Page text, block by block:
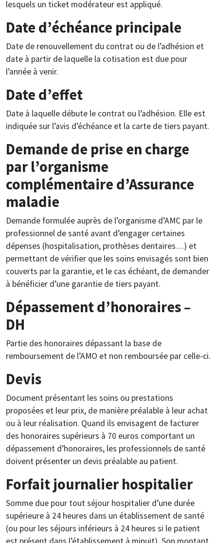
lesquels un ticket modérateur est appliqué.
Date d’échéance principale
Date de renouvellement du contrat ou de l’adhésion et
date à partir de laquelle la cotisation est due pour
l’année à venir.
Date d’effet
Date à laquelle débute le contrat ou l’adhésion. Elle est
indiquée sur l’avis d’échéance et la carte de tiers payant.
Demande de prise en charge
par l’organisme
complémentaire d’Assurance
maladie
Demande formulée auprès de l’organisme d’AMC par le
professionnel de santé avant d’engager certaines
dépenses (hospitalisation, prothèses dentaires…) et
permettant de vérifier que les soins envisagés sont bien
couverts par la garantie, et le cas échéant, de demander
à bénéficier d’une garantie de tiers payant.
Dépassement d’honoraires –
DH
Partie des honoraires dépassant la base de
remboursement de l’AMO et non remboursée par celle-ci.
Devis
Document présentant les soins ou prestations
proposées et leur prix, de manière préalable à leur achat
ou à leur réalisation. Quand ils envisagent de facturer
des honoraires supérieurs à 70 euros comportant un
dépassement d’honoraires, les professionnels de santé
doivent présenter un devis préalable au patient.
Forfait journalier hospitalier
Somme due pour tout séjour hospitalier d’une durée
supérieure à 24 heures dans un établissement de santé
(ou pour les séjours inférieurs à 24 heures si le patient
est présent dans l’établissement à minuit). Son montant